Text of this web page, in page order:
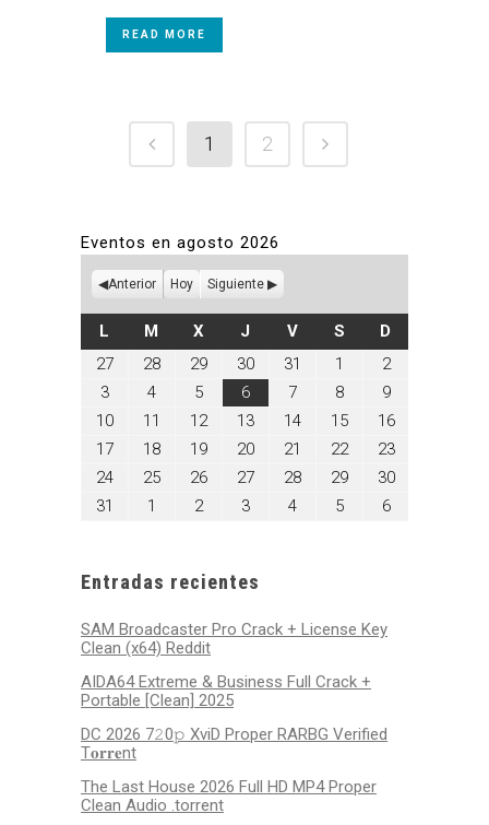
READ MORE
1 2
Eventos en agosto 2026
Anterior Hoy Siguiente
L LUNES
M MARTES
XMIÉRCOLES
J JUEVES
VVIERNES
SSÁBADO
D
27julio
28julio
29julio
29,
30julio
30,
31 1
agosto
2026
2agosto
2,
2026
3agosto
3,
2026
4agosto
4,
2026
5agosto
5,
2026
6agosto
6,
2026
7agosto
7,
2026
8agosto
8,
2026
9agosto
9,
2026
10agosto
10,
11
agosto
2026
12agosto
2026
13agosto
2026
14agosto
2026
15agosto
2026
16agosto
2026
17agosto
2026
18agosto
18,
2026
19agosto
2026
20agosto
20,
2026
21
agosto
2026
22agosto
2026
23agosto
23,
2026
24agosto
25agosto
26agosto
27agosto
28agosto
29agosto
30agosto
31
agosto
1
septiembre
2septiembre
3septiembre
4septiembre
5septiembre
6septiembre
Entradas recientes
SAM Broadcaster Pro Crack + License Key
Clean (x64) Reddit
AIDA64 Extreme & Business Full Crack +
Portable [Clean] 2025
DC 2026 7𝟸0𝚙 XviD Proper RARBG Verified
T𝐨𝐫𝐫𝐞nt
The Last House 2026 Full HD MP4 Proper
Clean Audio .torrent